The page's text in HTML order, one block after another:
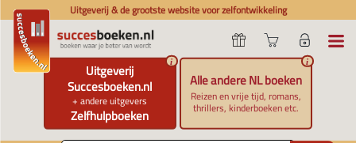
Uitgeverij & de grootste website voor zelfontwikkeling
Uitgeverij
Succesboeken.nl
+ andere uitgevers
Zelfhulpboeken
i
Alle andere NL boeken
Reizen en vrije tijd, romans,
thrillers, kinderboeken etc.
i